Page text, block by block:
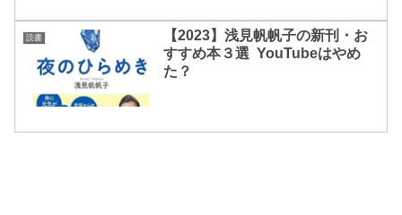
読書
【2023】浅見帆帆子の新刊・お
すすめ本３選 YouTubeはやめ
た？